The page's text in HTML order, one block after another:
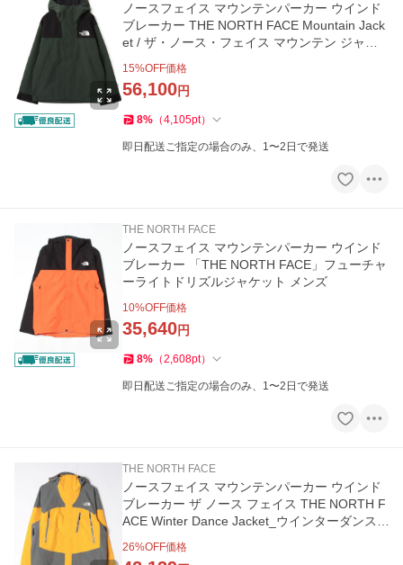
ノースフェイス マウンテンパーカー ウインド
ブレーカー THE NORTH FACE Mountain Jack
et / ザ・ノース・フェイス マウンテン ジャケ
15%OFF価格
56,100円
8% （4,105pt）
即日配送ご指定の場合のみ、1〜2日で発送
THE NORTH FACE
ノースフェイス マウンテンパーカー ウインド
ブレーカー 「THE NORTH FACE」フューチャ
ーライトドリズルジャケット メンズ
10%OFF価格
35,640円
8% （2,608pt）
即日配送ご指定の場合のみ、1〜2日で発送
THE NORTH FACE
ノースフェイス マウンテンパーカー ウインド
ブレーカー ザ ノース フェイス THE NORTH F
ACE Winter Dance Jacket_ウインターダンス
26%OFF価格